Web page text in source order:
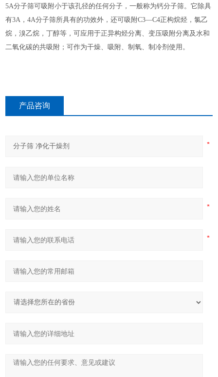
5A分子筛可吸附小于该孔径的任何分子，一般称为钙分子筛。它除具
有3A，4A分子筛所具有的功效外，还可吸附C3—C4正构烷烃，氯乙
烷，溴乙烷，丁醇等，可应用于正异构烃分离、变压吸附分离及水和
二氧化碳的共吸附；可作为干燥、吸附、制氧、制冷剂使用。
产品咨询